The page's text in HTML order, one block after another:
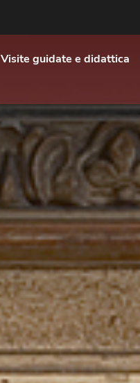
Visite guidate e didattica